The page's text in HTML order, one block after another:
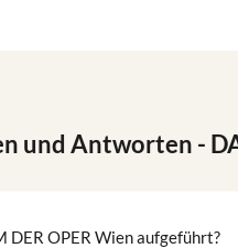
und Antworten -
DER OPER Wien aufgeführt?